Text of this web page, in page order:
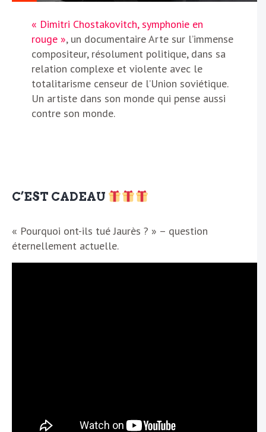
« Dimitri Chostakovitch, symphonie en
rouge », un documentaire Arte sur l’immense
compositeur, résolument politique, dans sa
relation complexe et violente avec le
totalitarisme censeur de l’Union soviétique.
Un artiste dans son monde qui pense aussi
contre son monde.
C’EST CADEAU
« Pourquoi ont-ils tué Jaurès ? » – question
éternellement actuelle.